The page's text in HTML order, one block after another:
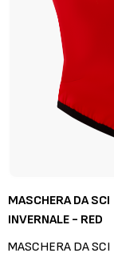
MASCHERA DA SCI
INVERNALE - RED
MASCHERA DA SCI